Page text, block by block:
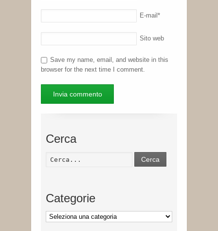
E-mail *
Sito web
Save my name, email, and website in this
browser for the next time I comment.
Cerca
Cerca
Categorie
Categorie